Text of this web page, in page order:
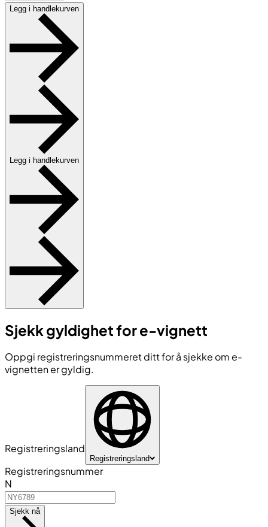
Legg i handlekurven
Legg i handlekurven
Sjekk gyldighet for e-vignett
Oppgi registreringsnummeret ditt for å sjekke om e-
vignetten er gyldig.
Registreringsland
Registreringsland
Registreringsnummer
N
Sjekk nå